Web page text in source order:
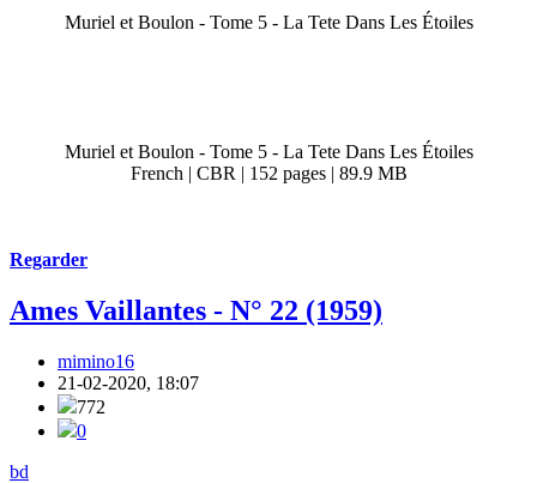
Muriel et Boulon - Tome 5 - La Tete Dans Les Étoiles
Muriel et Boulon - Tome 5 - La Tete Dans Les Étoiles
French | CBR | 152 pages | 89.9 MB
Regarder
Ames Vaillantes - N° 22 (1959)
mimino16
21-02-2020, 18:07
772
0
bd